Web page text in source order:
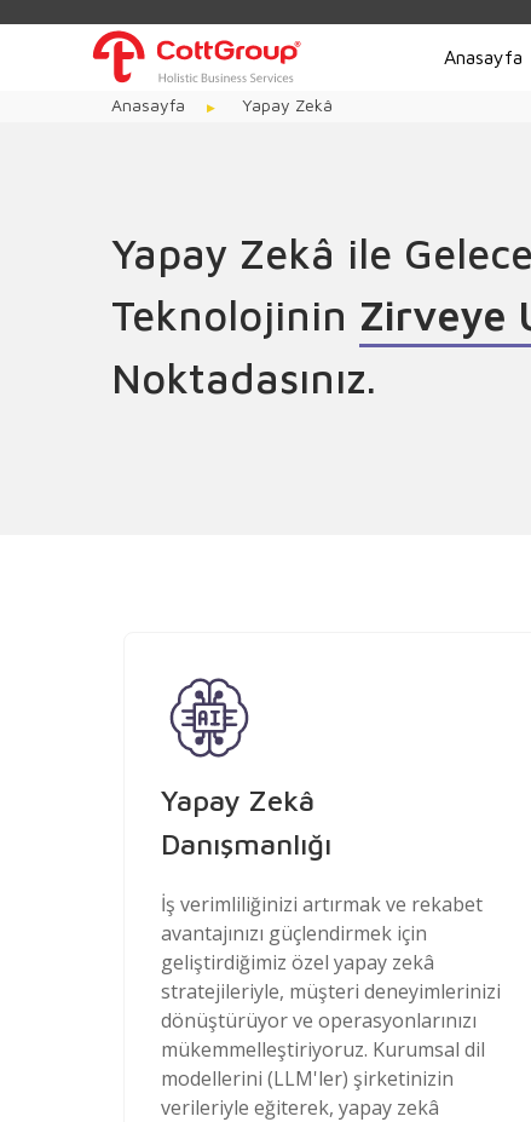
Anasayfa
Anasayfa Yapay Zekâ
Yapay Zekâ ile
Teknolojinin Güçle B ü
Noktadasınız.
Yapay Zekâ
Danışmanlığı
İş verimliliğinizi artırmak ve rekabet
avantajınızı güçlendirmek için
geliştirdiğimiz özel yapay zekâ
stratejileriyle, müşteri deneyimlerinizi
dönüştürüyor ve operasyonlarınızı
mükemmelleştiriyoruz. Kurumsal dil
modellerini (LLM'ler) şirketinizin
verileriyle eğiterek, yapay zekâ